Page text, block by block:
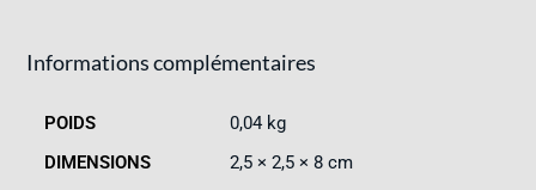
Informations complémentaires
POIDS
0,04 kg
DIMENSIONS
2,5 × 2,5 × 8 cm